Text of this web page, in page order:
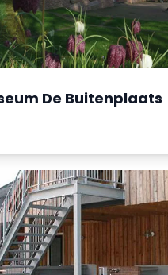
De Buitenplaats